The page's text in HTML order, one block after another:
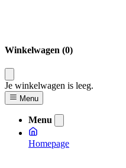
Winkelwagen (0)
Je winkelwagen is leeg.
Menu
Menu
Homepage